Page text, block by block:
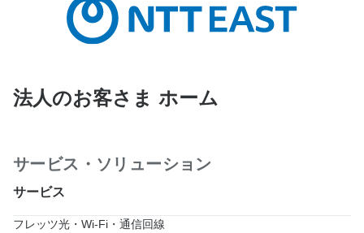
法人のお客さま ホーム
サービス・ソリューション
サービス
フレッツ光・Wi-Fi・通信回線